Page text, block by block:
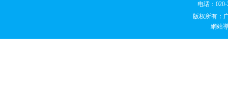
电话：
版权所有：
網站